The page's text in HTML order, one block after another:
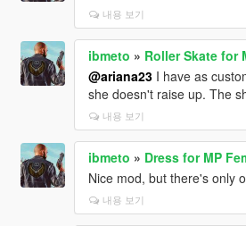
내용 보기
ibmeto » Roller Skate for
@ariana23I have as
she doesn't raise up. The
내용 보기
ibmeto » Dress for MP
Nice mod, but there's only
내용 보기